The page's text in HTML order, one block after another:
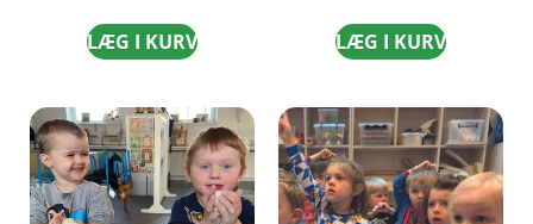
LÆG I KURV LÆG I KURV